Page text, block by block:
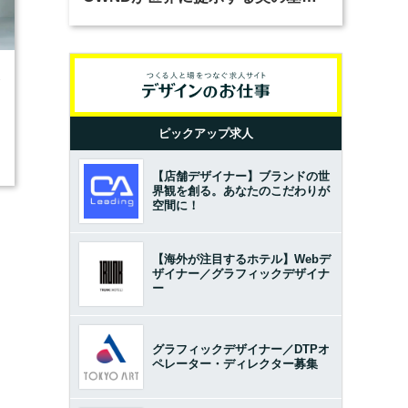
ピックアップ求人
【店舗デザイナー】ブランドの世
界観を創る。あなたのこだわりが
空間に！
【海外が注目するホテル】Webデ
ザイナー／グラフィックデザイナ
ー
グラフィックデザイナー／DTPオ
ペレーター・ディレクター募集